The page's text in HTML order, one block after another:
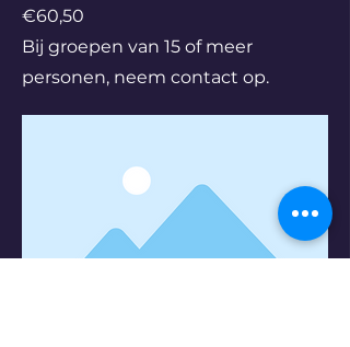
€60,50
Bij groepen van 15 of meer
personen, neem contact op.